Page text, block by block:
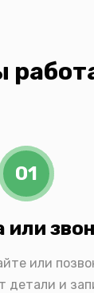
01
или
или
детали и